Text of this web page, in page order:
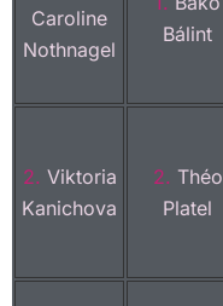
Caroline
Nothnagel
Bálint
2. Viktoria
Kanichova
2. Théo
Platel